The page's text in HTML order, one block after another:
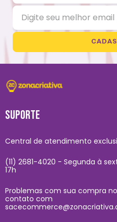
SUPORTE
Central de atendimento
(11) 2681-4020 - Segunda à
17h
Problemas com sua compra
contato com